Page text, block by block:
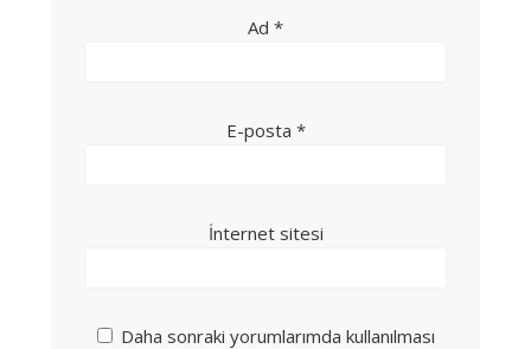
Ad *
E-posta *
İnternet sitesi
Daha sonraki yorumlarımda kullanılması